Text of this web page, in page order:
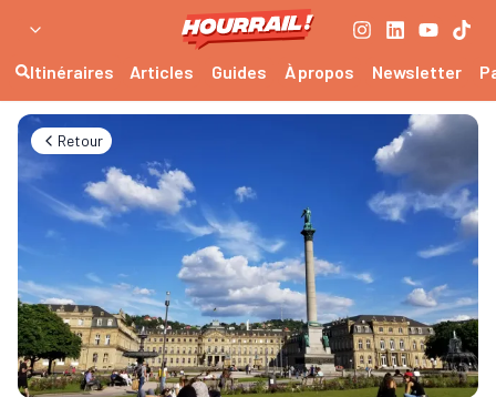
Itinéraires Articles Guides À propos Newsletter
Retour